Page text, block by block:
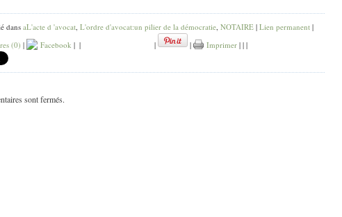
dans aL'acte d 'avocat, L'ordre d'avocat:un pilier de la démocratie, NOTAIRE | Lien permanent |
(0) | Facebook | | | | Imprimer | | |
sont fermés.